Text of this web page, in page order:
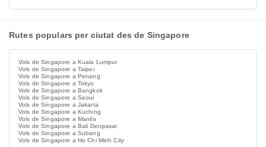
Rutes populars per ciutat des de Singapore
Vols de Singapore a Kuala Lumpur
Vols de Singapore a Taipei
Vols de Singapore a Penang
Vols de Singapore a Tokyo
Vols de Singapore a Bangkok
Vols de Singapore a Seoul
Vols de Singapore a Jakarta
Vols de Singapore a Kuching
Vols de Singapore a Manila
Vols de Singapore a Bali Denpasar
Vols de Singapore a Subang
Vols de Singapore a Ho Chi Minh City